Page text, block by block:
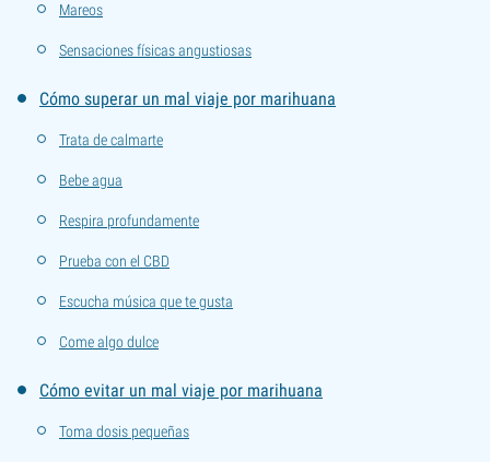
Mareos
Sensaciones físicas angustiosas
Cómo superar un mal viaje por marihuana
Trata de calmarte
Bebe agua
Respira profundamente
Prueba con el CBD
Escucha música que te gusta
Come algo dulce
Cómo evitar un mal viaje por marihuana
Toma dosis pequeñas